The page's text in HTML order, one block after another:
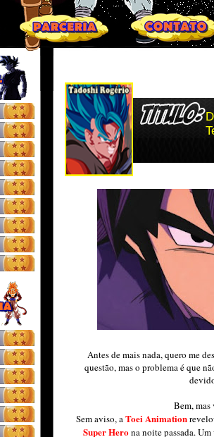
Antes de mais nada, quero me
questão, mas o problema é que
Bem, mas
Sem aviso, a Toei Animation
Super Herona noite passada.